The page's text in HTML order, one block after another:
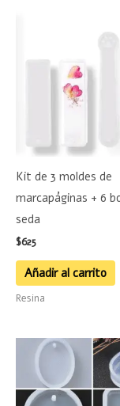
Kit de 3 moldes de
marcapáginas + 6
seda
$625
Añadir al carrito
Resina